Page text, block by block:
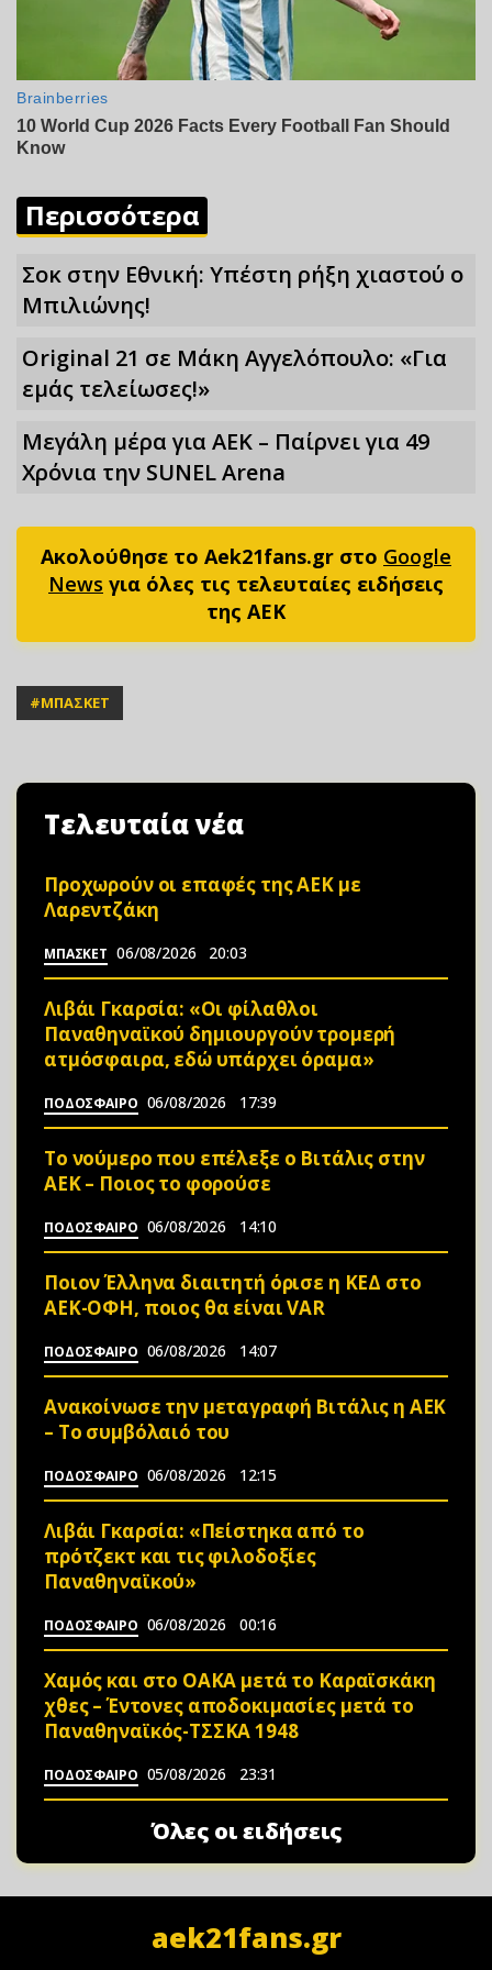
Περισσότερα
Σoκ στην Εθνική: Υπέστη ρήξη χιαστού ο
Μπιλιώνης!
Original 21 σε Μάκη Αγγελόπουλο: «Για
εμάς τελείωσες!»
Μεγάλη μέρα για ΑΕΚ – Παίρνει για 49
Xρόνια την SUNEL Arena
Ακολούθησε το Aek21fans.gr στο Google
News για όλες τις τελευταίες ειδήσεις
της ΑΕΚ
#ΜΠΑΣΚΕΤ
Τελευταία νέα
Προχωρούν οι επαφές της ΑΕΚ με
Λαρεντζάκη
ΜΠΑΣΚΕΤ 06/08/2026 20:03
Λιβάι Γκαρσία: «Οι φίλαθλοι
Παναθηναϊκού δημιουργούν τρομερή
ατμόσφαιρα, εδώ υπάρχει όραμα»
ΠΟΔΟΣΦΑΙΡΟ 06/08/2026 17:39
Το νούμερο που επέλεξε ο Βιτάλις στην
ΑΕΚ – Ποιος το φορούσε
ΠΟΔΟΣΦΑΙΡΟ 06/08/2026 14:10
Ποιον Έλληνα διαιτητή όρισε η ΚΕΔ στο
ΑΕΚ-ΟΦΗ, ποιος θα είναι VAR
ΠΟΔΟΣΦΑΙΡΟ 06/08/2026 14:07
Ανακοίνωσε την μεταγραφή Βιτάλις η ΑΕΚ
– Το συμβόλαιό του
ΠΟΔΟΣΦΑΙΡΟ 06/08/2026 12:15
Λιβάι Γκαρσία: «Πείστηκα από το
πρότζεκτ και τις φιλοδοξίες
Παναθηναϊκού»
ΠΟΔΟΣΦΑΙΡΟ 06/08/2026 00:16
Χαμός και στο ΟΑΚΑ μετά το Καραϊσκάκη
χθες – Έντονες αποδοκιμασίες μετά το
Παναθηναϊκός-ΤΣΣΚΑ 1948
ΠΟΔΟΣΦΑΙΡΟ 05/08/2026 23:31
Όλες οι ειδήσεις
aek21fans.gr